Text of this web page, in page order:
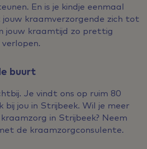
En is je kindje eenmaal
kraamverzorgende zich tot
jouw kraamtijd zo prettig
buurt
Je vindt ons op ruim 80
bij jou in Strijbeek. Wil je meer
in Strijbeek? Neem
de kraamzorgconsulente.